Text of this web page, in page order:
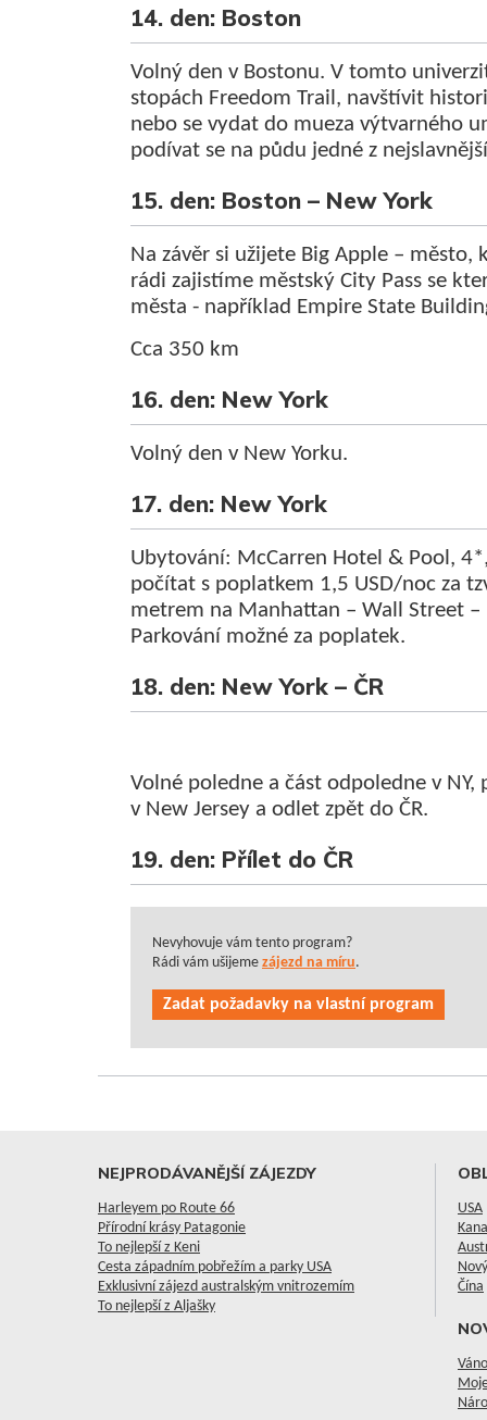
14. den: Boston
Volný den v Bostonu. V tomto
stopách Freedom Trail, navštívit
nebo se vydat do mueza výtvarného
podívat se na půdu jedné z
15. den: Boston – New York
Na závěr si užijete Big Apple – město,
rádi zajistíme městský City Pass se
města - například Empire State
Cca 350 km
16. den: New York
Volný den v New Yorku.
17. den: New York
Ubytování: McCarren Hotel & Pool,
počítat s poplatkem 1,5 USD/noc za
metrem na Manhattan – Wall Street
Parkování možné za poplatek.
18. den: New York – ČR
Volné poledne a část odpoledne v
v New Jersey a odlet zpět do ČR.
19. den: Přílet do ČR
Nevyhovuje vám tento program?
Rádi vám ušijeme zájezd na míru.
Zadat požadavky na vlastní program
NEJPRODÁVANĚJŠÍ ZÁJEZDY
Harleyem po Route 66
Přírodní krásy Patagonie
To nejlepší z Keni
Cesta západním pobřežím a parky USA
Exklusivní zájezd australským vnitrozemím
To nejlepší z Aljašky
USA
Čína